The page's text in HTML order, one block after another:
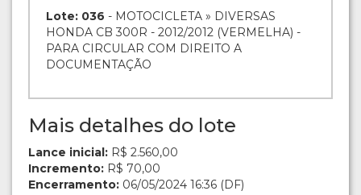
Lote: 036 - MOTOCICLETA » DIVERSAS
HONDA CB 300R - 2012/2012 (VERMELHA) -
PARA CIRCULAR COM DIREITO A
DOCUMENTAÇÃO
Mais detalhes do lote
Lance inicial: R$ 2.560,00
Incremento: R$ 70,00
Encerramento: 06/05/2024 16:36 (DF)